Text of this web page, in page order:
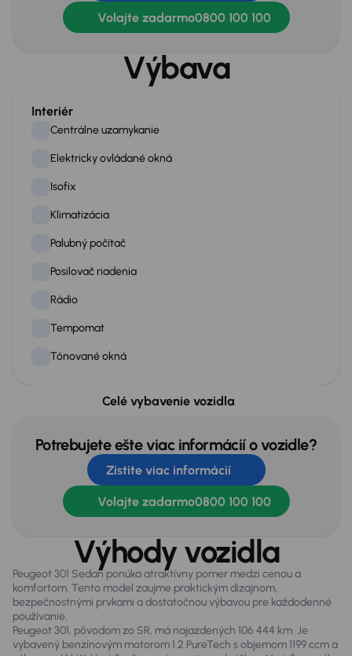
Volajte zadarmo0800 100 100
Výbava
Interiér
Centrálne uzamykanie
Elektricky ovládané okná
Isofix
Klimatizácia
Palubný počítač
Posilovač riadenia
Rádio
Tempomat
Tónované okná
Hmlovky
LED pre denné svietenie
Infotainment
Bluetooth pripojenie
Zabezpečenie
ABS
Celé vybavenie vozidla
Potrebujete ešte viac informácií o vozidle?
Zistite viac informácií
Volajte zadarmo0800 100 100
Výhody vozidla
Peugeot 301 Sedan ponúka atraktívny pomer medzi cenou a
komfortom. Tento model zaujme praktickým dizajnom,
bezpečnostnými prvkami a dostatočnou výbavou pre každodenné
používanie.
Peugeot 301, pôvodom zo SR, má najazdených 106 444 km. Je
vybavený benzínovým motorom 1.2 PureTech s objemom 1199 ccm a